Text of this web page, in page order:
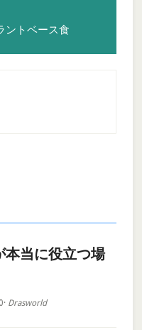
ントベース食
本当に役立つ場
· Drasworld